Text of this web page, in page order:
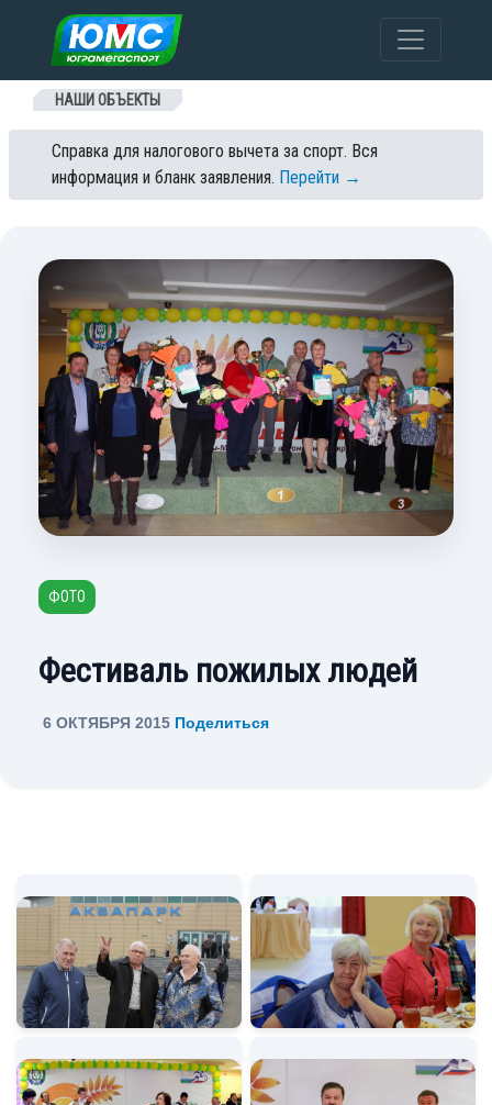
Перейти к содержанию
НАШИ ОБЪЕКТЫ
Справка для налогового вычета за спорт. Вся
информация и бланк заявления. Перейти →
ФОТО
Фестиваль пожилых людей
6 ОКТЯБРЯ 2015 Поделиться